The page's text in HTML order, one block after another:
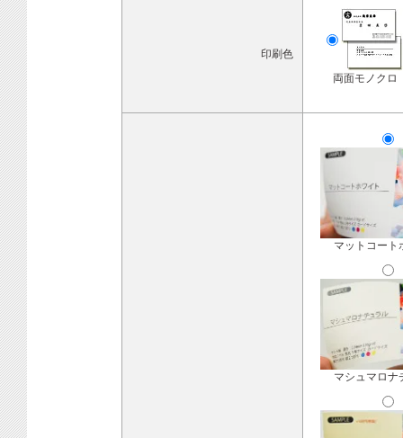
印刷色
両面モノクロ
マットコート
マシュマロナ